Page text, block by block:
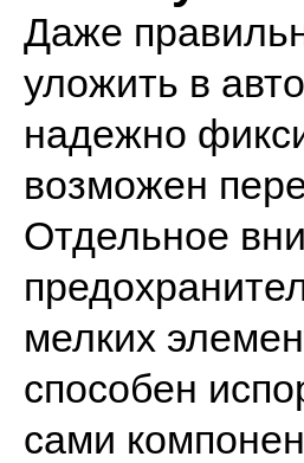
Даже
уложить в
надежно
возможен
Отдельное
мелких
способен
сами